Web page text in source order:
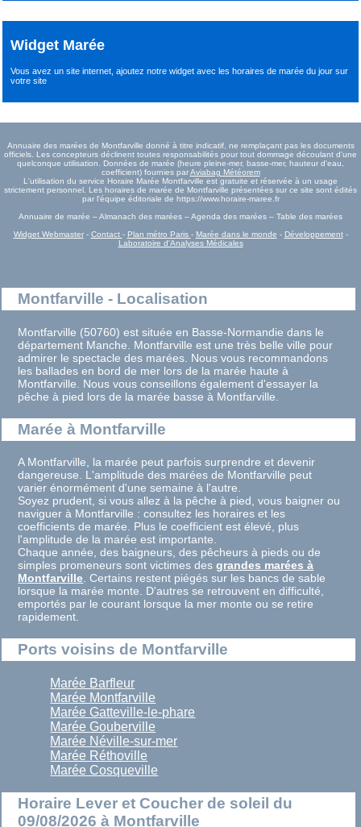
Widget Marée
Vous avez un site internet,ajoutez notre widget avec les horaires de marée du joursur
votre site
Annuaire des marées de Montfarville donné à titre indicatif, ne remplaçant pas les documents
officiels. Les concepteurs déclinent toutes responsabilités pour tout dommage découlant d'une
quelconque utilisation. Données de marée (heure pleine-mer, basse-mer, hauteur d'eau,
coefficient) fournies parAviabag Météorem
L'utilisation du service Horaire Marée Montfarville est gratuite et réservée à un usage
strictement personnel. Les horaires de marée de Montfarville présentées sur ce site sont édités
par l'équipe éditoriale de https://www.horaire-maree.fr
Annuaire de marée – Almanach des marées – Agenda des marées – Table des marées
Widget Webmaster- Contact - Plan métro Paris - Marée dans le monde - Développement-
Laboratoire d'Analyses Médicales
Montfarville - Localisation
Montfarville (50760) est située en Basse-Normandie dans le
département Manche. Montfarville est une très belle ville pour
admirer le spectacle des marées. Nous vous recommandons
les ballades en bord de mer lors de la marée haute à
Montfarville. Nous vous conseillons également d'essayer la
pêche à pied lors de la marée basse à Montfarville.
Marée à Montfarville
A Montfarville, la marée peut parfois surprendre et devenir
dangereuse. L'amplitude des marées de Montfarville peut
varier énormément d'une semaine à l'autre.
Soyez prudent, si vous allez à la pêche à pied, vous baigner ou
naviguer à Montfarville : consultez les horaires et les
coefficients de marée. Plus le coefficient est élevé, plus
l'amplitude de la marée est importante.
Chaque année, des baigneurs, des pêcheurs à pieds ou de
simples promeneurs sont victimes desgrandes marées à
Montfarville. Certains restent piégés sur les bancs de sable
lorsque la marée monte. D'autres se retrouvent en difficulté,
emportés par le courant lorsque la mer monte ou se retire
rapidement.
Ports voisins de Montfarville
Marée Barfleur
Marée Montfarville
Marée Gatteville-le-phare
Marée Gouberville
Marée Néville-sur-mer
Marée Réthoville
Marée Cosqueville
Horaire Lever et Coucher de soleil du
09/08/2026 à Montfarville